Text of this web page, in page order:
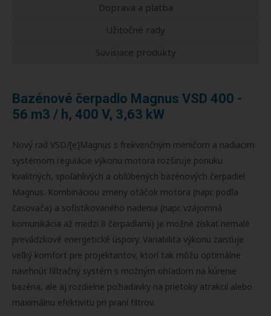
Doprava a platba
Užitočné rady
Súvisiace produkty
Bazénové čerpadlo Magnus VSD 400 -
56 m3 / h, 400 V, 3,63 kW
Nový rad VSD/[e]Magnus s frekvenčným meničom a riadiacim
systémom regulácie výkonu motora rozširuje ponuku
kvalitných, spoľahlivých a obľúbených bazénových čerpadiel
Magnus. Kombináciou zmeny otáčok motora (napr. podľa
časovača) a sofistikovaného riadenia (napr. vzájomná
komunikácia až medzi 8 čerpadlami) je možné získať nemalé
prevádzkové energetické úspory. Variabilita výkonu zaisťuje
veľký komfort pre projektantov, ktorí tak môžu optimálne
navrhnúť filtračný systém s možným ohľadom na kúrenie
bazéna, ale aj rozdielne požiadavky na prietoky atrakcií alebo
maximálnu efektivitu pri praní filtrov.